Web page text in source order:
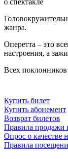
о спектакле
жанра.
Оперетта – это
настроения, а
Всех
Купить билет
Купить абонемент
Возврат билетов
Правила продажи
Опрос о качестве
Правила